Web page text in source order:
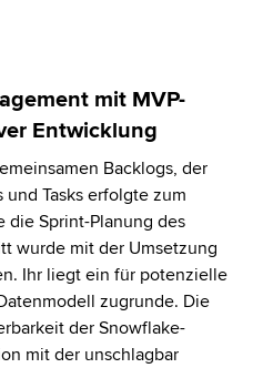
mit MVP-
Entwicklung
Backlogs, der
Tasks erfolgte zum
die Sprint-Planung des
wurde mit der Umsetzung
Ihr liegt ein für potenzielle
zugrunde. Die
der Snowflake-
mit der unschlagbar